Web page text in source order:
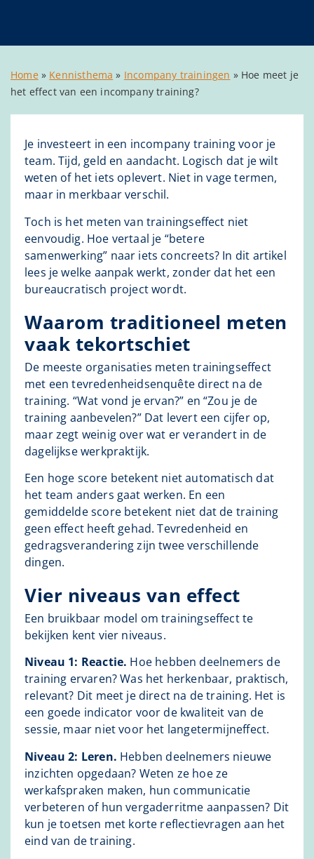
Home» Kennisthema » Incompany trainingen » Hoe meet je
het effect van een incompany training?
Je investeert in een incompany training voor je
team. Tijd, geld en aandacht. Logisch dat je wilt
weten of het iets oplevert. Niet in vage termen,
maar in merkbaar verschil.
Toch is het meten van trainingseffect niet
eenvoudig. Hoe vertaal je “betere
samenwerking” naar iets concreets? In dit artikel
lees je welke aanpak werkt, zonder dat het een
bureaucratisch project wordt.
Waarom traditioneel meten
vaak tekortschiet
De meeste organisaties meten trainingseffect
met een tevredenheidsenquête direct na de
training. “Wat vond je ervan?” en “Zou je de
training aanbevelen?” Dat levert een cijfer op,
maar zegt weinig over wat er verandert in de
dagelijkse werkpraktijk.
Een hoge score betekent niet automatisch dat
het team anders gaat werken. En een
gemiddelde score betekent niet dat de training
geen effect heeft gehad. Tevredenheid en
gedragsverandering zijn twee verschillende
dingen.
Vier niveaus van effect
Een bruikbaar model om trainingseffect te
bekijken kent vier niveaus.
Niveau 1: Reactie. Hoe hebben deelnemers de
training ervaren? Was het herkenbaar, praktisch,
relevant? Dit meet je direct na de training. Het is
een goede indicator voor de kwaliteit van de
sessie, maar niet voor het langetermijneffect.
Niveau 2: Leren. Hebben deelnemers nieuwe
inzichten opgedaan? Weten ze hoe ze
werkafspraken maken, hun communicatie
verbeteren of hun vergaderritme aanpassen? Dit
kun je toetsen met korte reflectievragen aan het
eind van de training.